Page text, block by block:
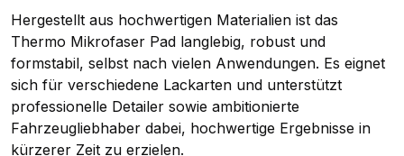
Hergestellt aus hochwertigen Materialien ist das
Thermo Mikrofaser Pad langlebig, robust und
formstabil, selbst nach vielen Anwendungen. Es eignet
sich für verschiedene Lackarten und unterstützt
professionelle Detailer sowie ambitionierte
Fahrzeugliebhaber dabei, hochwertige Ergebnisse in
kürzerer Zeit zu erzielen.